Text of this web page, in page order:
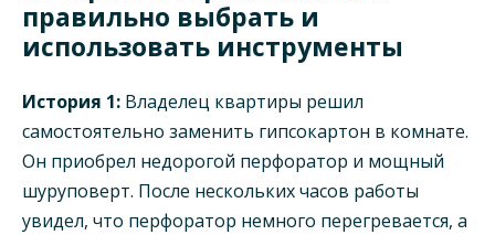
правильно выбрать и
использовать инструменты
История 1: Владелец квартиры решил
самостоятельно заменить гипсокартон в комнате.
Он приобрел недорогой перфоратор и мощный
шуруповерт. После нескольких часов работы
увидел, что перфоратор немного перегревается, а